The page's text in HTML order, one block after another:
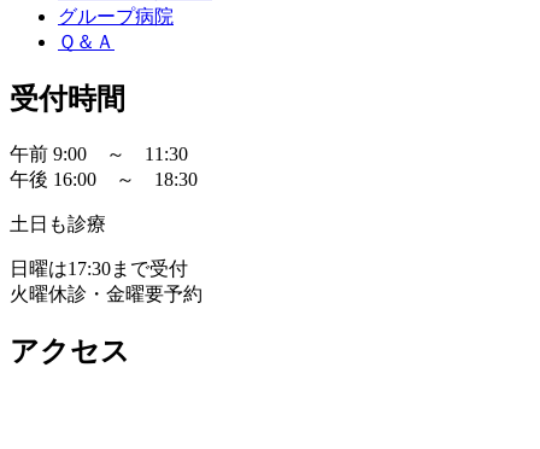
グループ病院
Ｑ＆Ａ
受付時間
午前 9:00 ～ 11:30
午後 16:00 ～ 18:30
土日も診療
日曜は17:30まで受付
火曜休診・金曜要予約
アクセス